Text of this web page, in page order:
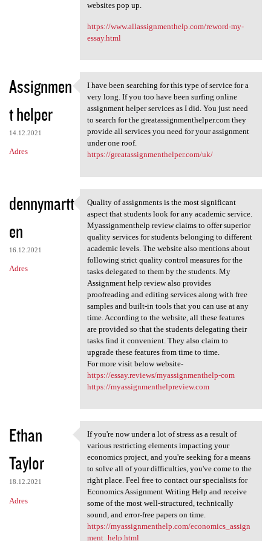
websites pop up.
https://www.allassignmenthelp.com/reword-my-
essay.html
Assignmen
t helper
14.12.2021
Adres
I have been searching for
I have been searching for this type of service for a
very long. If you too have been surfing online
assignment helper services as I did. You just need
to search for the greatassignmenthelper.com they
provide all services you need for your assignment
under one roof.
https://greatassignmenthelper.com/uk/
dennymartt
en
16.12.2021
Adres
Quality of assignments is the
Quality of assignments is the most significant
aspect that students look for any academic service.
Myassignmenthelp review claims to offer superior
quality services for students belonging to different
academic levels. The website also mentions about
following strict quality control measures for the
tasks delegated to them by the students. My
Assignment help review also provides
proofreading and editing services along with free
samples and built-in tools that you can use at any
time. According to the website, all these features
are provided so that the students delegating their
tasks find it convenient. They also claim to
upgrade these features from time to time.
For more visit below website-
https://essay.reviews/myassignmenthelp-com
https://myassignmenthelpreview.com
Ethan
Taylor
18.12.2021
Adres
If you're now under a lot of
If you're now under a lot of stress as a result of
various restricting elements impacting your
economics project, and you're seeking for a means
to solve all of your difficulties, you've come to the
right place. Feel free to contact our specialists for
Economics Assignment Writing Help and receive
some of the most well-structured, technically
sound, and error-free papers on time.
https://myassignmenthelp.com/economics_assign
ment_help.html